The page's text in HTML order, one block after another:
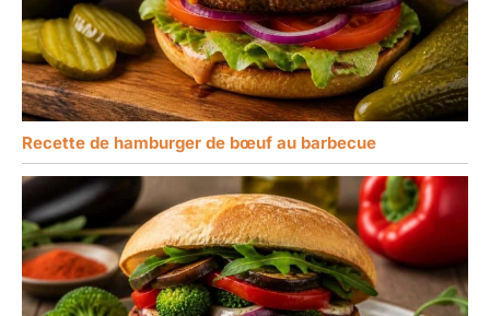
Recette de hamburger de bœuf au barbecue